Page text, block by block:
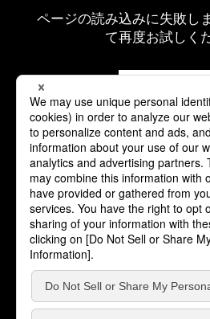
ページの読み込みに失敗し
て再度お試しく